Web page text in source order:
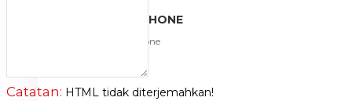
TABLET SMARTPHONE
Aksesoris Smartphone
Catatan: HTML tidak diterjemahkan!